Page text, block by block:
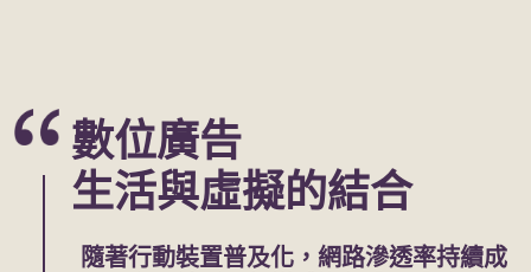
數位廣告
生活與虛擬的結合
隨著行動裝置普及化，網路滲透率持續成